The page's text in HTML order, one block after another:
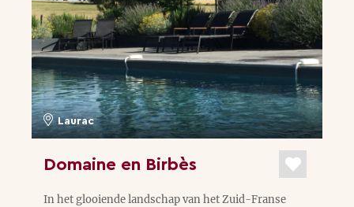
Laurac
Domaine en Birbès
In het glooiende landschap van het Zuid-Franse